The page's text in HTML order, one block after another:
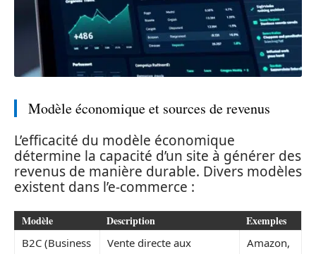
Modèle économique et sources de revenus
L’efficacité du modèle économique
détermine la capacité d’un site à générer des
revenus de manière durable. Divers modèles
existent dans l’e-commerce :
Modèle Description Exemples
B2C (Business
Vente directe aux
Amazon,